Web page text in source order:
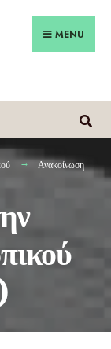
MENU
Ανακοίνωση